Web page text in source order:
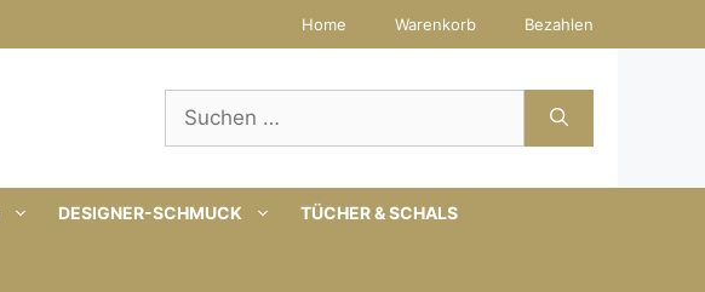
Home Warenkorb Bezahlen
Suchen
nach:
DESIGNER-SCHMUCK TÜCHER & SCHALS